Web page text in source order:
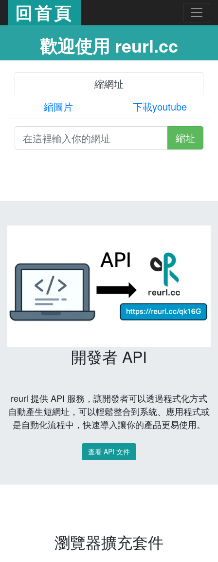
回首頁
歡迎使用 reurl.cc
縮網址
縮圖片
下載youtube
縮址
開發者 API
reurl 提供 API 服務，讓開發者可以透過程式化方式
自動產生短網址，可以輕鬆整合到系統、應用程式或
是自動化流程中，快速導入讓你的產品更易使用。
查看 API 文件
瀏覽器擴充套件